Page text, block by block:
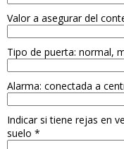
Valor a asegurar del
Tipo de puerta: normal,
Alarma: conectada a
Indicar si tiene rejas en
suelo *